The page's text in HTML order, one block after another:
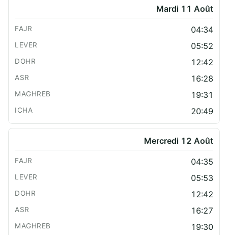
Mardi 11 Août
04:34
05:52
12:42
16:28
19:31
20:49
Mercredi 12 Août
04:35
05:53
12:42
16:27
19:30